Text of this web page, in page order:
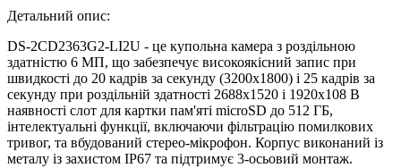
Детальний опис:
DS-2CD2363G2-LI2U - це купольна камера з роздільною
здатністю 6 МП, що забезпечує високоякісний запис при
швидкості до 20 кадрів за секунду (3200x1800) і 25 кадрів за
секунду при роздільній здатності 2688x1520 і 1920x108 В
наявності слот для картки пам'яті microSD до 512 ГБ,
інтелектуальні функції, включаючи фільтрацію помилкових
тривог, та вбудований стерео-мікрофон. Корпус виконаний із
металу із захистом IP67 та підтримує 3-осьовий монтаж.